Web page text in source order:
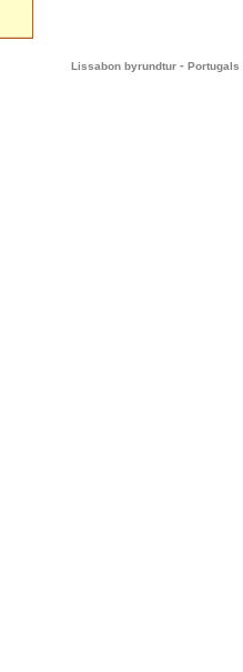
Lissabon byrundtur - Portugals